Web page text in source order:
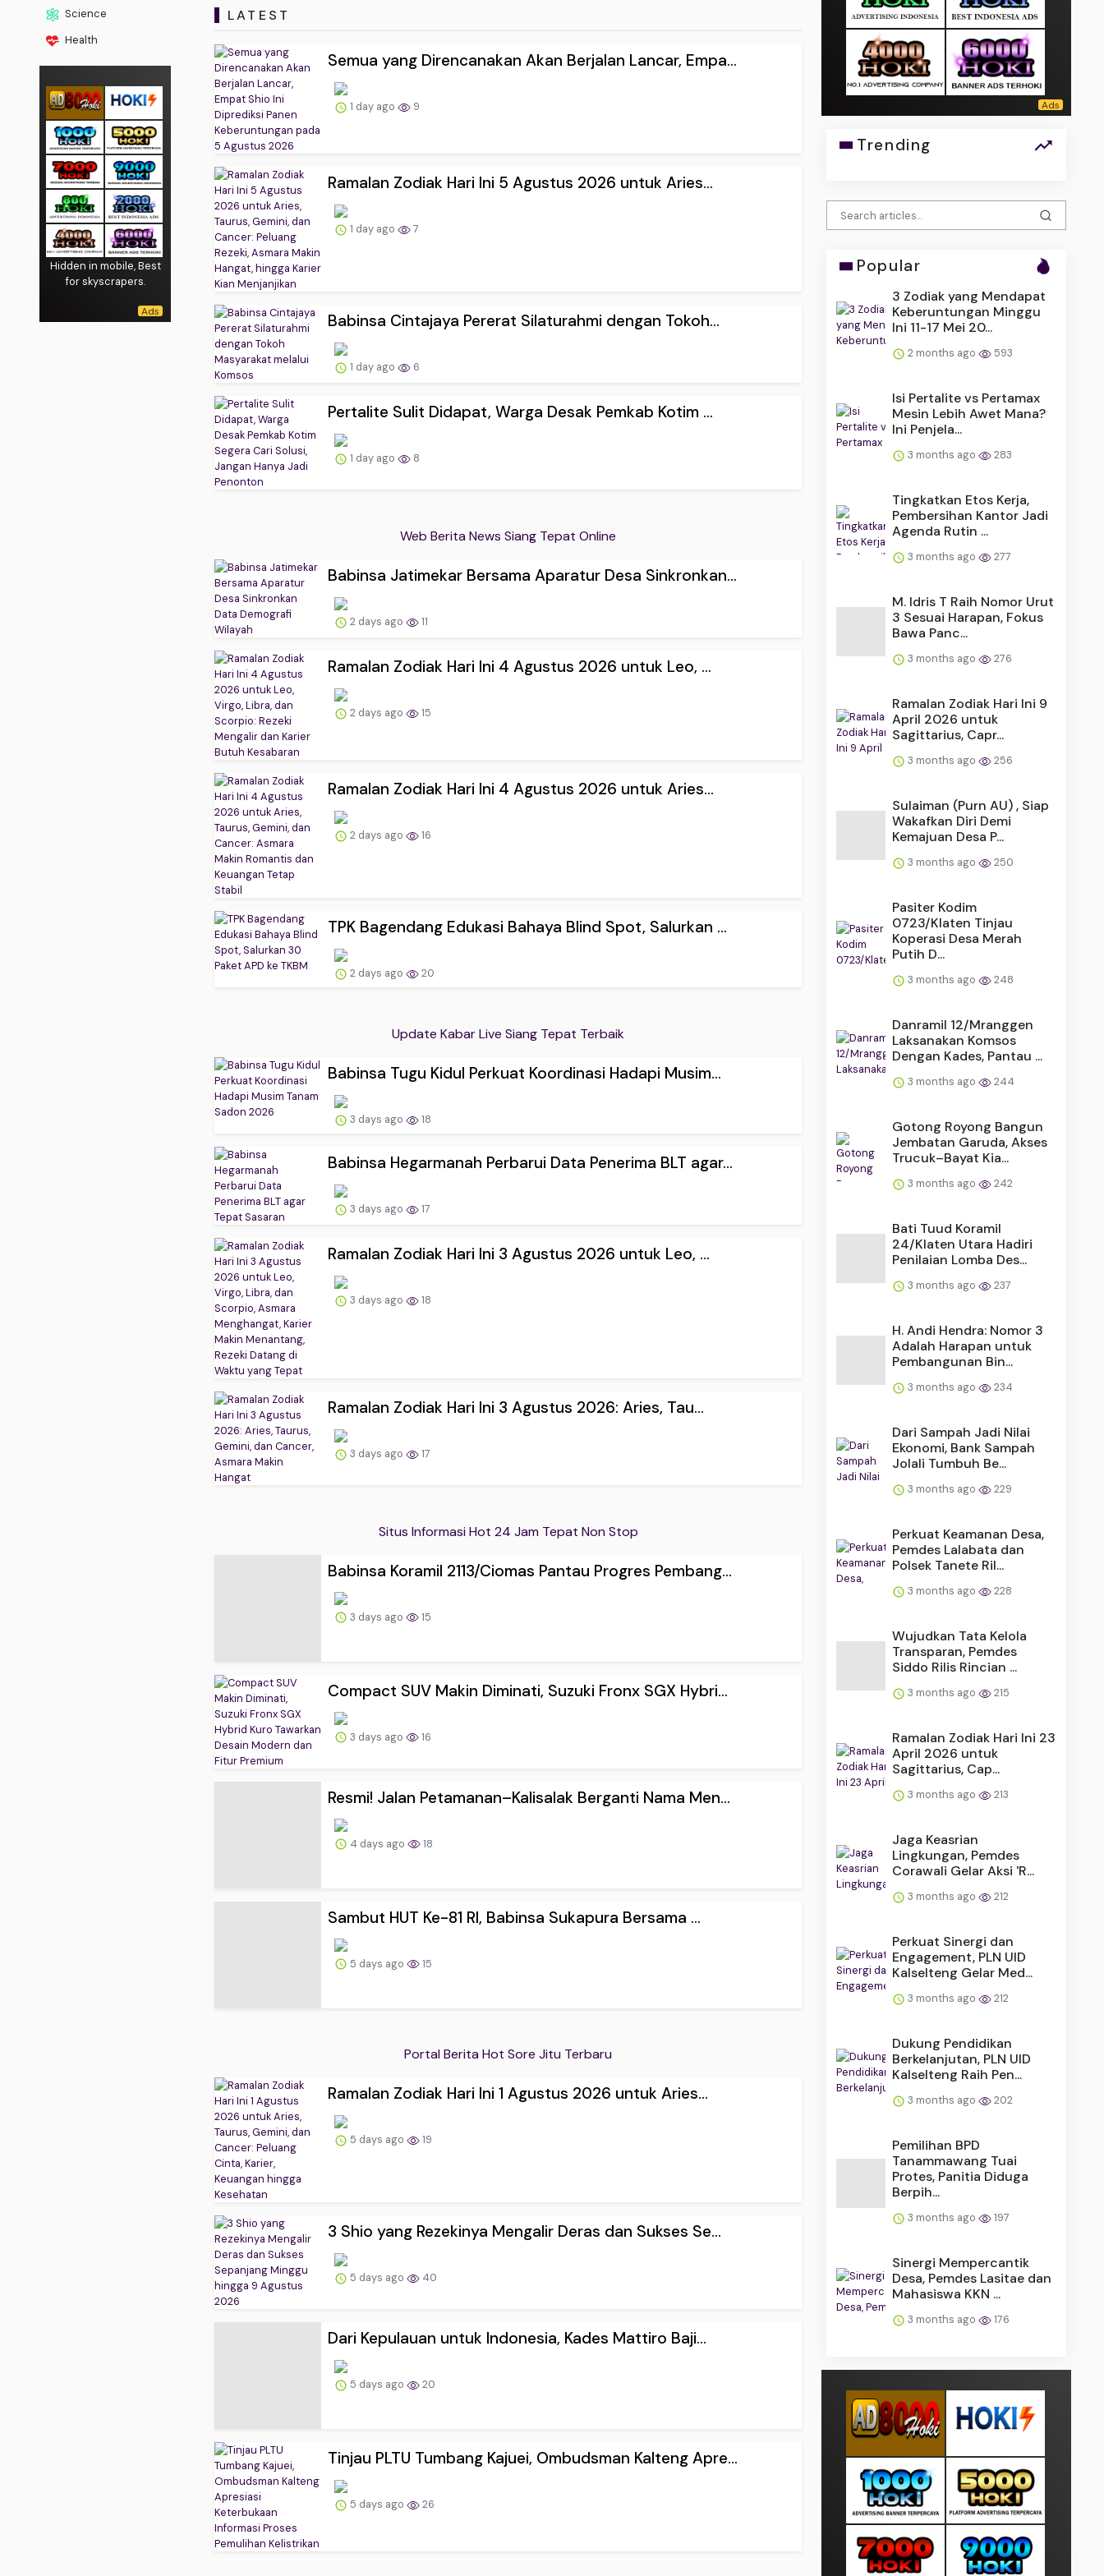
Science
Health
Hidden in mobile, Best
for skyscrapers.
LATEST
Semua yang Direncanakan Akan Berjalan Lancar, Empa...
1 day ago 9
Ramalan Zodiak Hari Ini 5 Agustus 2026 untuk Aries...
1 day ago 7
Babinsa Cintajaya Pererat Silaturahmi dengan Tokoh...
1 day ago 6
Pertalite Sulit Didapat, Warga Desak Pemkab Kotim ...
1 day ago 8
Web Berita News Siang Tepat Online
Babinsa Jatimekar Bersama Aparatur Desa Sinkronkan...
2 days ago 11
Ramalan Zodiak Hari Ini 4 Agustus 2026 untuk Leo, ...
2 days ago 15
Ramalan Zodiak Hari Ini 4 Agustus 2026 untuk Aries...
2 days ago 16
TPK Bagendang Edukasi Bahaya Blind Spot, Salurkan ...
2 days ago 20
Update Kabar Live Siang Tepat Terbaik
Babinsa Tugu Kidul Perkuat Koordinasi Hadapi Musim...
3 days ago 18
Babinsa Hegarmanah Perbarui Data Penerima BLT agar...
3 days ago 17
Ramalan Zodiak Hari Ini 3 Agustus 2026 untuk Leo, ...
3 days ago 18
Ramalan Zodiak Hari Ini 3 Agustus 2026: Aries, Tau...
3 days ago 17
Situs Informasi Hot 24 Jam Tepat Non Stop
Babinsa Koramil 2113/Ciomas Pantau Progres Pembang...
3 days ago 15
Compact SUV Makin Diminati, Suzuki Fronx SGX Hybri...
3 days ago 16
Resmi! Jalan Petamanan–Kalisalak Berganti Nama Men...
4 days ago 18
Sambut HUT Ke-81 RI, Babinsa Sukapura Bersama ...
5 days ago 15
Portal Berita Hot Sore Jitu Terbaru
Ramalan Zodiak Hari Ini 1 Agustus 2026 untuk Aries...
5 days ago 19
3 Shio yang Rezekinya Mengalir Deras dan Sukses Se...
5 days ago 40
Dari Kepulauan untuk Indonesia, Kades Mattiro Baji...
5 days ago 20
Tinjau PLTU Tumbang Kajuei, Ombudsman Kalteng Apre...
5 days ago 26
Trending
Popular
3 Zodiak yang Mendapat
Keberuntungan Minggu
Ini 11-17 Mei 20...
2 months ago 593
Isi Pertalite vs Pertamax
Mesin Lebih Awet Mana?
Ini Penjela...
3 months ago 283
Tingkatkan Etos Kerja,
Pembersihan Kantor Jadi
Agenda Rutin ...
3 months ago 277
M. Idris T Raih Nomor Urut
3 Sesuai Harapan, Fokus
Bawa Panc...
3 months ago 276
Ramalan Zodiak Hari Ini 9
April 2026 untuk
Sagittarius, Capr...
3 months ago 256
Sulaiman (Purn AU) , Siap
Wakafkan Diri Demi
Kemajuan Desa P...
3 months ago 250
Pasiter Kodim
0723/Klaten Tinjau
Koperasi Desa Merah
Putih D...
3 months ago 248
Danramil 12/Mranggen
Laksanakan Komsos
Dengan Kades, Pantau ...
3 months ago 244
Gotong Royong Bangun
Jembatan Garuda, Akses
Trucuk–Bayat Kia...
3 months ago 242
Bati Tuud Koramil
24/Klaten Utara Hadiri
Penilaian Lomba Des...
3 months ago 237
H. Andi Hendra: Nomor 3
Adalah Harapan untuk
Pembangunan Bin...
3 months ago 234
Dari Sampah Jadi Nilai
Ekonomi, Bank Sampah
Jolali Tumbuh Be...
3 months ago 229
Perkuat Keamanan Desa,
Pemdes Lalabata dan
Polsek Tanete Ril...
3 months ago 228
Wujudkan Tata Kelola
Transparan, Pemdes
Siddo Rilis Rincian ...
3 months ago 215
Ramalan Zodiak Hari Ini 23
April 2026 untuk
Sagittarius, Cap...
3 months ago 213
Jaga Keasrian
Lingkungan, Pemdes
Corawali Gelar Aksi 'R...
3 months ago 212
Perkuat Sinergi dan
Engagement, PLN UID
Kalselteng Gelar Med...
3 months ago 212
Dukung Pendidikan
Berkelanjutan, PLN UID
Kalselteng Raih Pen...
3 months ago 202
Pemilihan BPD
Tanammawang Tuai
Protes, Panitia Diduga
Berpih...
3 months ago 197
Sinergi Mempercantik
Desa, Pemdes Lasitae dan
Mahasiswa KKN ...
3 months ago 176